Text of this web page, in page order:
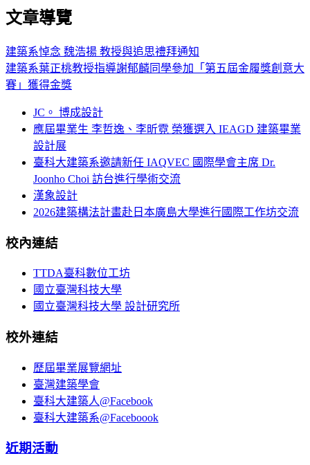
文章導覽
建築系悼念 魏浩揚 教授與追思禮拜通知
建築系葉正桃教授指導謝郁麟同學參加「第五屆金履獎創意大
賽」獲得金獎
JC。 博成設計
應屆畢業生 李哲逸、李昕霓 榮獲選入 IEAGD 建築畢業
設計展
臺科大建築系邀請新任 IAQVEC 國際學會主席 Dr.
Joonho Choi 訪台進行學術交流
漢象設計
2026建築構法計畫赴日本廣島大學進行國際工作坊交流
校內連結
TTDA臺科數位工坊
國立臺灣科技大學
國立臺灣科技大學 設計研究所
校外連結
歷屆畢業展覽網址
臺灣建築學會
臺科大建築人@Facebook
臺科大建築系@Faceboook
近期活動